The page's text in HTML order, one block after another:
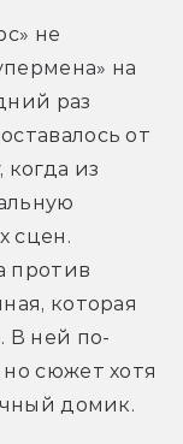
не
на
раз
от
из
сцен.
против
которая
В ней по-
сюжет хотя
домик.